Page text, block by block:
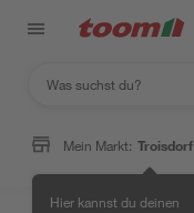
Mein Markt: Troisdorf
Hier kannst du deinen